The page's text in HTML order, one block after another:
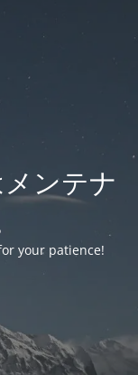
ンテナ
your patience!